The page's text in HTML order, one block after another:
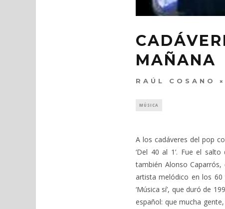
MAÑANA
RAÚL COSANO
MÚSICA
A los cadáveres del pop
‘Del 40 al 1’. Fue el
también Alonso
artista melódico en los 60
‘Música sí’, que duró de
español: que mucha